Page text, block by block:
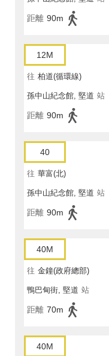
距離 90m
12M
往 柏道(循環線)
孫中山紀念館, 堅道 站
距離 90m
40
往 華富(北)
孫中山紀念館, 堅道 站
距離 90m
40M
往 金鐘(政府總部)
鴨巴甸街, 堅道 站
距離 70m
40M